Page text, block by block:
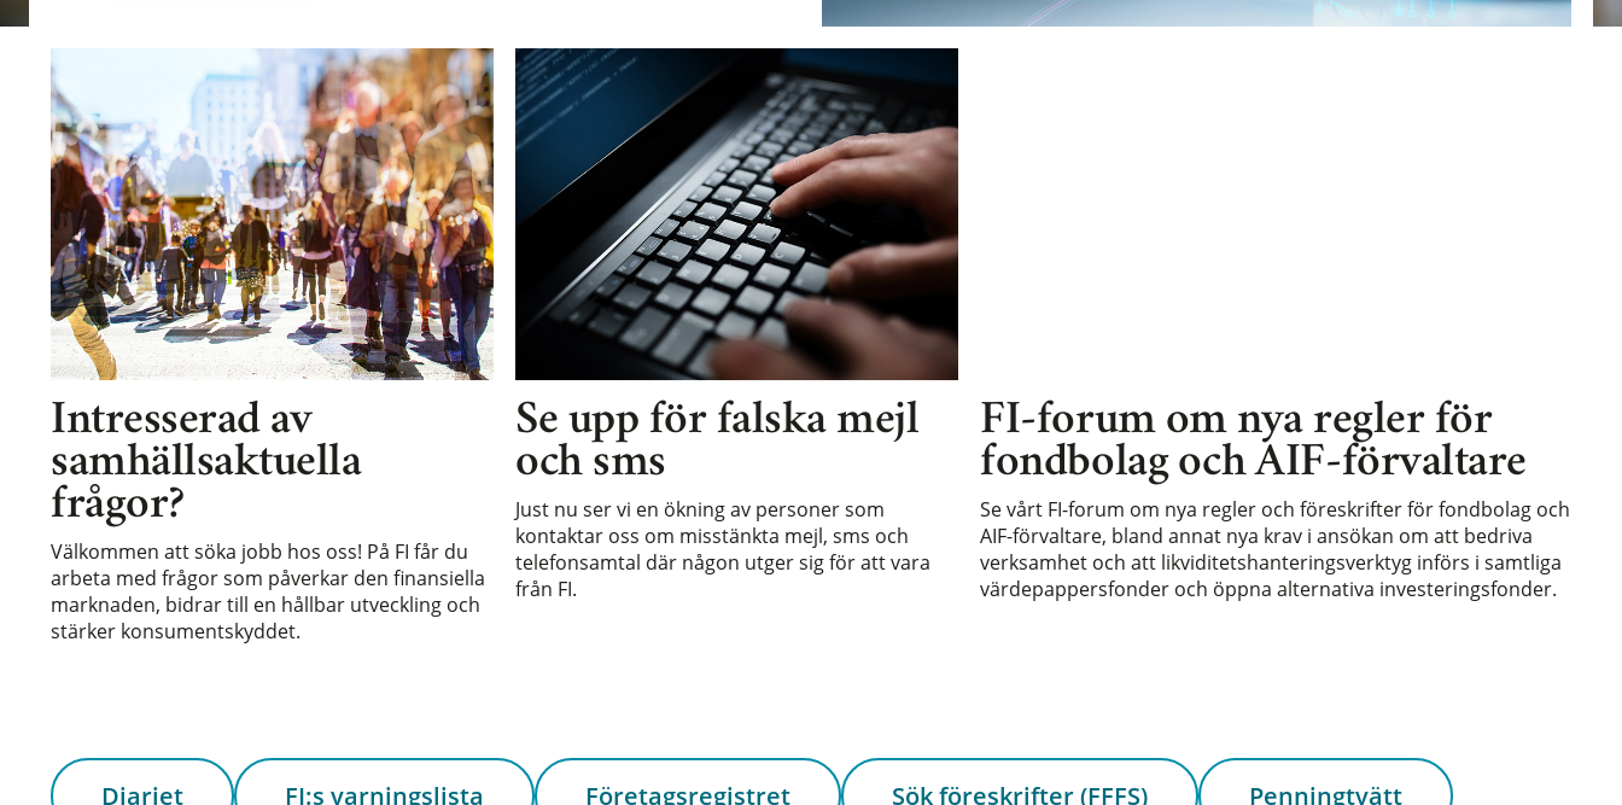
Intresserad av
samhällsaktuella
frågor?
Välkommen att söka jobb hos oss! På FI får du
arbeta med frågor som påverkar den finansiella
marknaden, bidrar till en hållbar utveckling och
stärker konsumentskyddet.
Se upp för falska mejl
och sms
Just nu ser vi en ökning av personer som
kontaktar oss om misstänkta mejl, sms och
telefonsamtal där någon utger sig för att vara
från FI.
FI-forum om nya regler för
fondbolag och AIF-förvaltare
Se vårt FI-forum om nya regler och föreskrifter för fondbolag och
AIF-förvaltare, bland annat nya krav i ansökan om att bedriva
verksamhet och att likviditetshanteringsverktyg införs i samtliga
värdepappersfonder och öppna alternativa investeringsfonder.
Diariet FI:s varningslista Företagsregistret Sök föreskrifter (FFFS) Penningtvätt